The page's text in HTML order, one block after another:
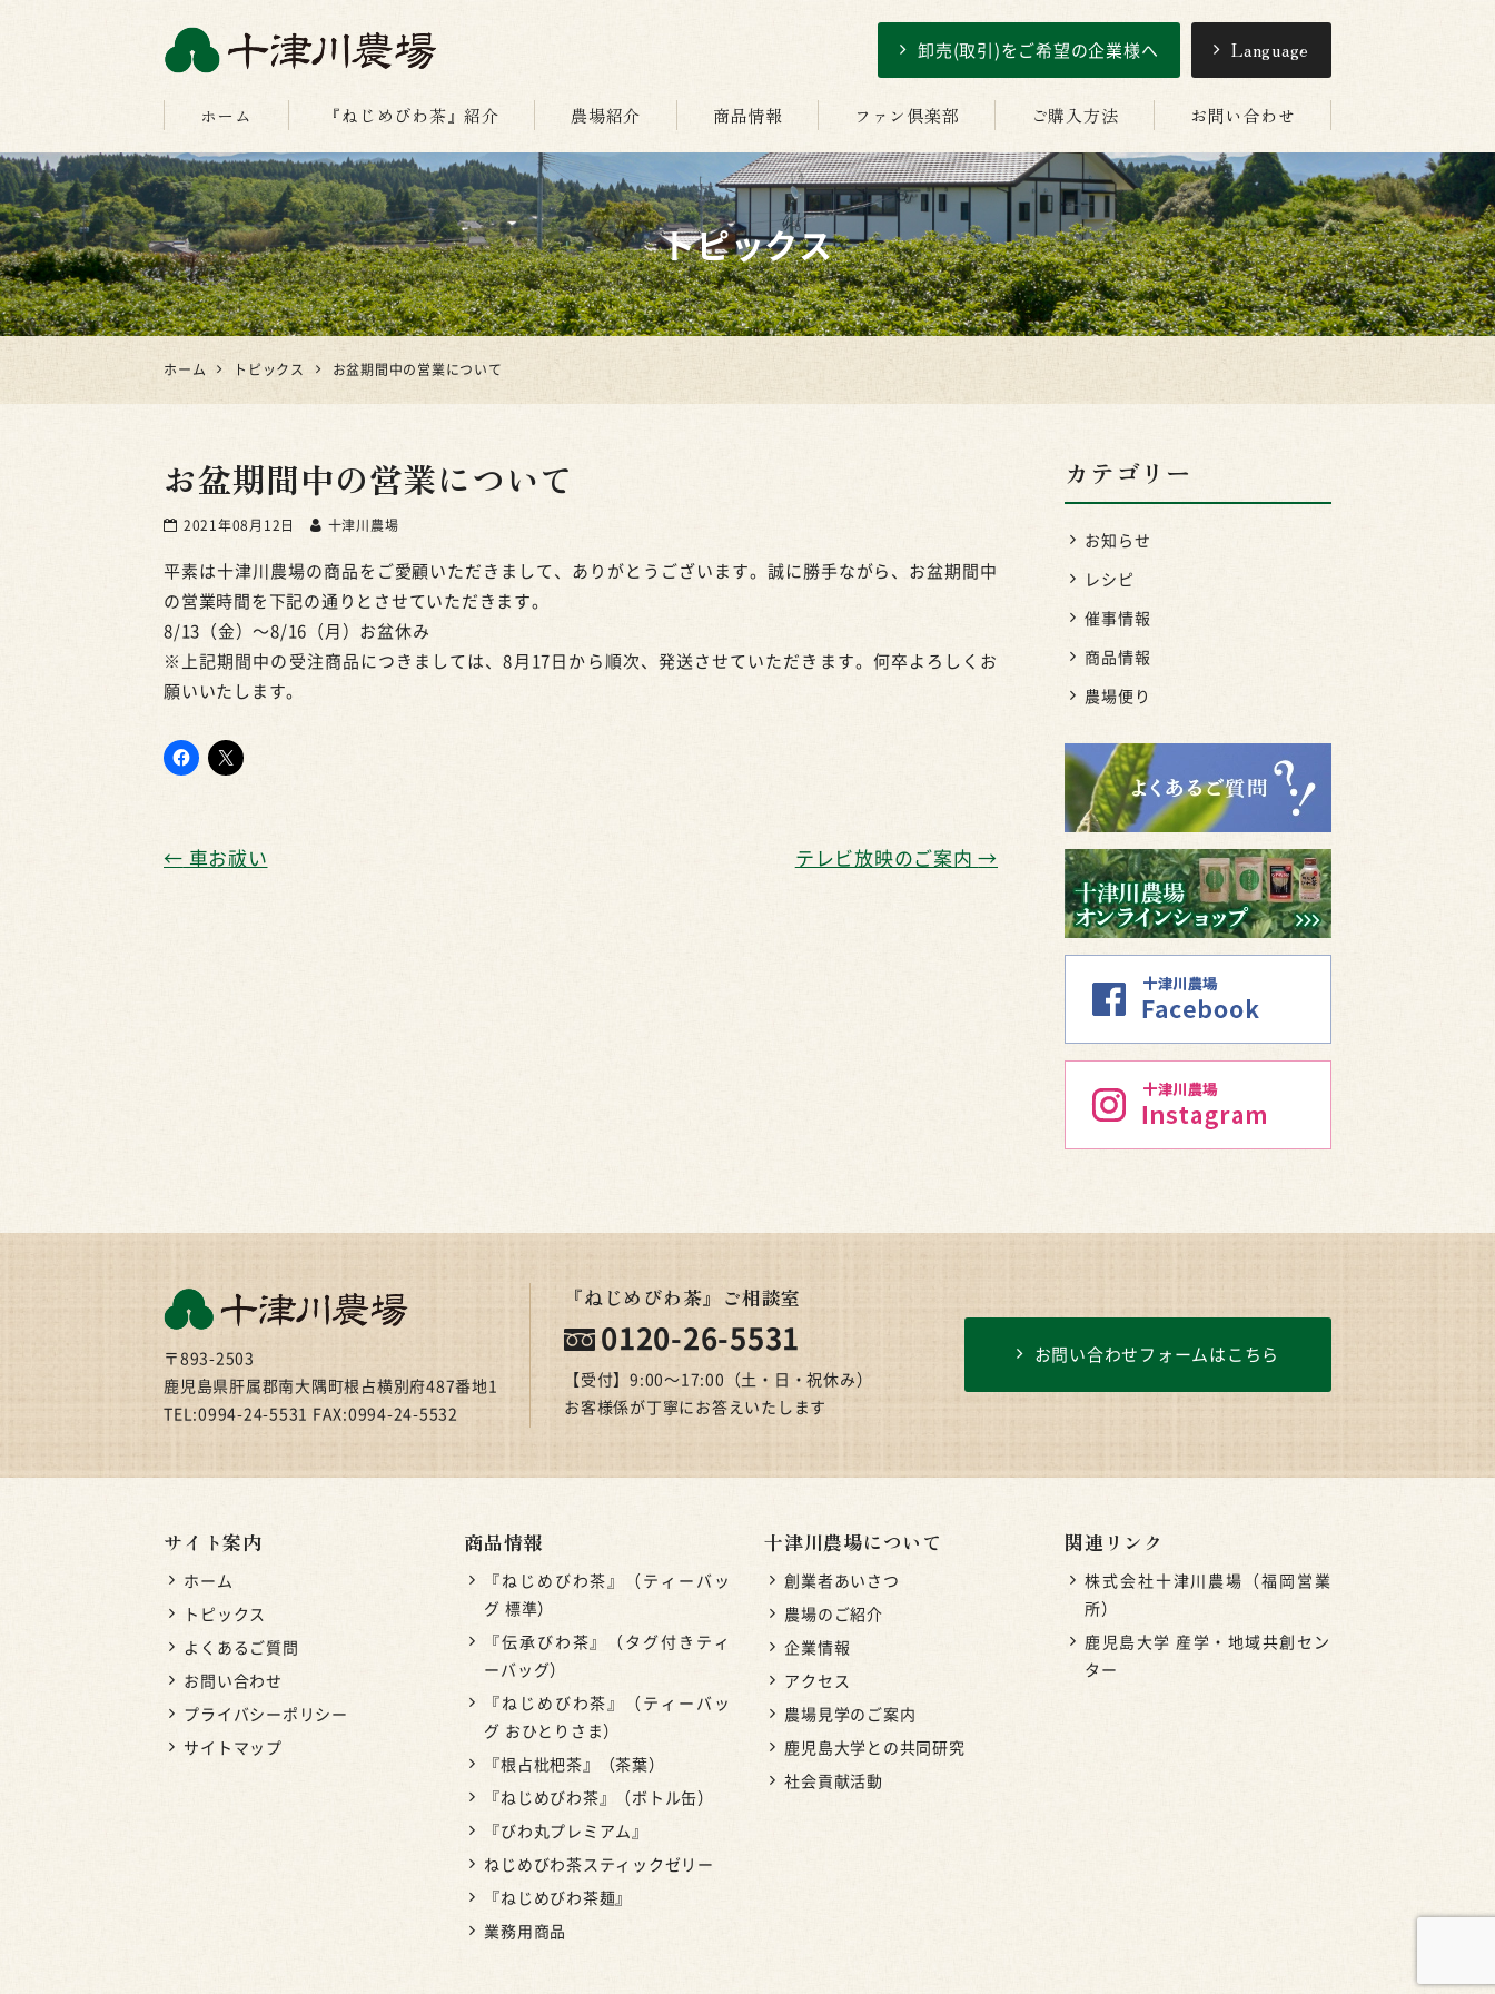
十津川農場
卸売(取引)をご希望の企業様へ Language
ホーム 『ねじめびわ茶』紹介 農場紹介 商品情報 ファン倶楽部 ご購入方法 お問い合わせ
トピックス
ホーム トピックス お盆期間中の営業について
お盆期間中の営業について
2021年08月12日 十津川農場
平素は十津川農場の商品をご愛顧いただきまして、ありがとうございます。誠に勝手ながら、お盆期間中
の営業時間を下記の通りとさせていただきます。
8/13（金）〜8/16（月）お盆休み
※上記期間中の受注商品につきましては、8月17日から順次、発送させていただきます。何卒よろしくお
願いいたします。
← 車お祓い テレビ放映のご案内→
カテゴリー
お知らせ
レシピ
催事情報
商品情報
農場便り
〒893-2503
鹿児島県肝属郡南大隅町根占横別府487番地1
TEL:0994-24-5531 FAX:0994-24-5532
『ねじめびわ茶』ご相談室
0120-26-5531
【受付】9:00〜17:00（土・日・祝休み）
お客様係が丁寧にお答えいたします
お問い合わせフォームはこちら
サイト案内
ホーム
トピックス
よくあるご質問
お問い合わせ
プライバシーポリシー
サイトマップ
商品情報
『ねじめびわ茶』（ティーバッ
グ 標準）
『伝承びわ茶』（タグ付きティ
ーバッグ）
『ねじめびわ茶』（ティーバッ
グ おひとりさま）
『根占枇杷茶』（茶葉）
『ねじめびわ茶』（ボトル缶）
『びわ丸プレミアム』
ねじめびわ茶スティックゼリー
『ねじめびわ茶麺』
業務用商品
十津川農場について
創業者あいさつ
農場のご紹介
企業情報
アクセス
農場見学のご案内
鹿児島大学との共同研究
社会貢献活動
関連リンク
株式会社十津川農場（福岡営業
所）
鹿児島大学 産学・地域共創セン
ター